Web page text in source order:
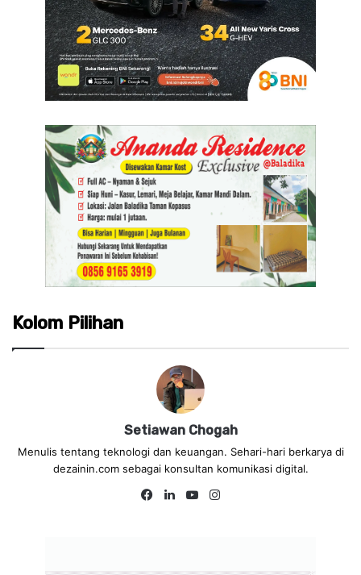
Kolom Pilihan
Setiawan Chogah
Menulis tentang teknologi dan keuangan. Sehari-hari berkarya di
dezainin.com sebagai konsultan komunikasi digital.
Fa
Lin
Yo